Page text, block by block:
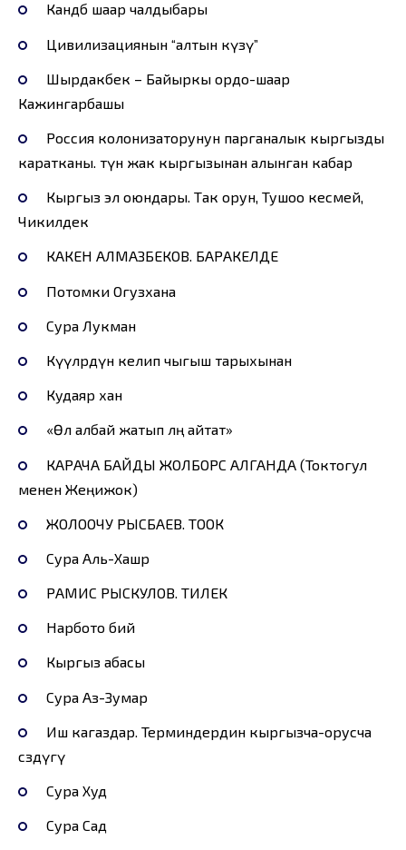
Кандөбө шаар чалдыбары
Цивилизациянын “алтын күзү”
Шырдакбек – Байыркы ордо-шаар
Кажингарбашы
Россия колонизаторунун парганалык кыргызды
каратканы. түн жак кыргызынан алынган кабар
Кыргыз эл оюндары. Так орун, Тушоо кесмей,
Чикилдек
КАКЕН АЛМАЗБЕКОВ. БАРАКЕЛДЕ
Потомки Огузхана
Сура Лукман
Күүлөрдүн келип чыгыш тарыхынан
Кудаяр хан
«Өлө албай жатып өлөң айтат»
КАРАЧА БАЙДЫ ЖОЛБОРС АЛГАНДА (Токтогул
менен Жеңижок)
ЖОЛООЧУ РЫСБАЕВ. ТООК
Сура Аль-Хашр
РАМИС РЫСКУЛОВ. ТИЛЕК
Нарбото бий
Кыргыз абасы
Сура Аз-Зумар
Иш кагаздар. Терминдердин кыргызча-орусча
сөздүгү
Сура Худ
Сура Сад